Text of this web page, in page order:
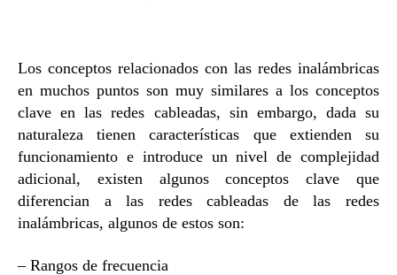
Los conceptos relacionados con las redes inalámbricas
en muchos puntos son muy similares a los conceptos
clave en las redes cableadas, sin embargo, dada su
naturaleza tienen características que extienden su
funcionamiento e introduce un nivel de complejidad
adicional, existen algunos conceptos clave que
diferencian a las redes cableadas de las redes
inalámbricas, algunos de estos son:
– Rangos de frecuencia